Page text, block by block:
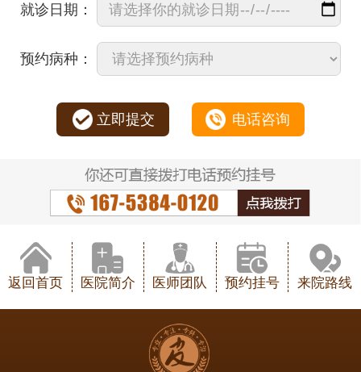
就诊日期：
预约病种：
立即提交 电话咨询
返回首页 医院简介 医师团队 预约挂号 来院路线